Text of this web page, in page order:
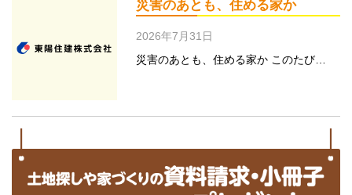
災害のあとも、住める家か
2026年7月31日
災害のあとも、住める家か このたび…